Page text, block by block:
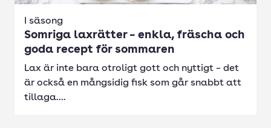
I säsong
Somriga laxrätter – enkla, fräscha och
goda recept för sommaren
Lax är inte bara otroligt gott och nyttigt – det
är också en mångsidig fisk som går snabbt att
tillaga....